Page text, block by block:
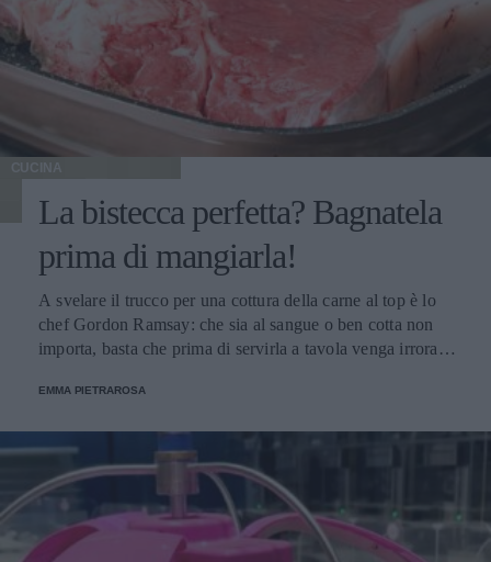
CUCINA
La bistecca perfetta? Bagnatela
prima di mangiarla!
A svelare il trucco per una cottura della carne al top è lo
chef Gordon Ramsay: che sia al sangue o ben cotta non
importa, basta che prima di servirla a tavola venga irrorata
EMMA PIETRAROSA